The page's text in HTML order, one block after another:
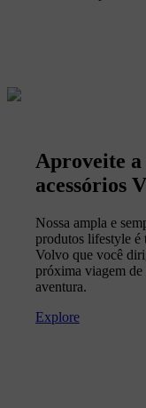
Aproveite a
acessórios
Nossa ampla e
produtos lifestyle é
Volvo que você
próxima viagem
aventura.
Explore